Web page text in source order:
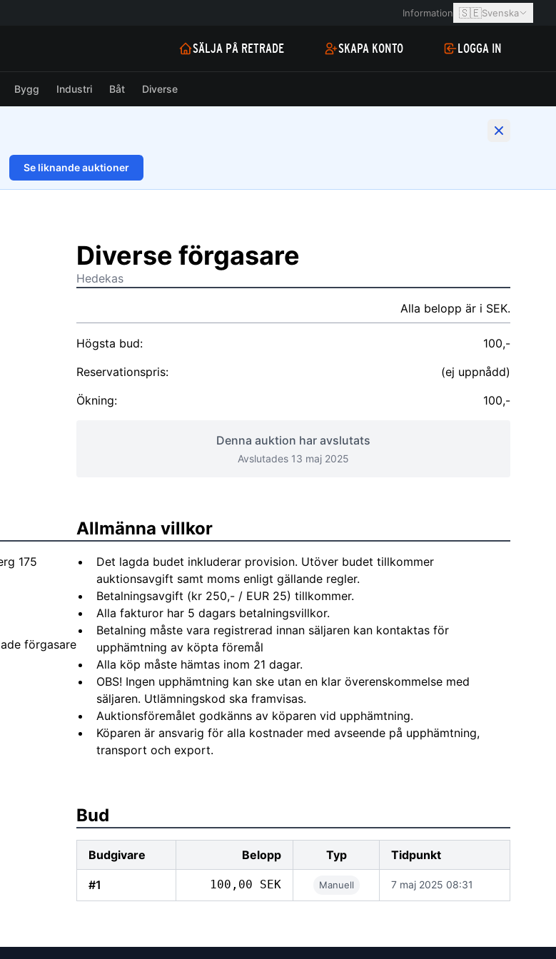
Information 🇸🇪Svenska
SÄLJA PÅ RETRADE SKAPA KONTO LOGGA IN
Bygg Industri Båt Diverse
Se liknande auktioner
1/9
Diverse förgasare
Hedekas
Alla belopp är i SEK.
Högsta bud:
100,-
Reservationspris:
(ej uppnådd)
Ökning:
100,-
Denna auktion har avslutats
Avslutades 13 maj 2025
175
förgasare
Allmänna villkor
Det lagda budet inkluderar provision. Utöver budet tillkommer
auktionsavgift samt moms enligt gällande regler.
Betalningsavgift (kr 250,- / EUR 25) tillkommer.
Alla fakturor har 5 dagars betalningsvillkor.
Betalning måste vara registrerad innan säljaren kan kontaktas för
upphämtning av köpta föremål
Alla köp måste hämtas inom 21 dagar.
OBS! Ingen upphämtning kan ske utan en klar överenskommelse med
säljaren. Utlämningskod ska framvisas.
Auktionsföremålet godkänns av köparen vid upphämtning.
Köparen är ansvarig för alla kostnader med avseende på upphämtning,
transport och export.
Bud
Budgivare Belopp Typ Tidpunkt
#1 100,00 SEK Manuell 7 maj 2025 08:31